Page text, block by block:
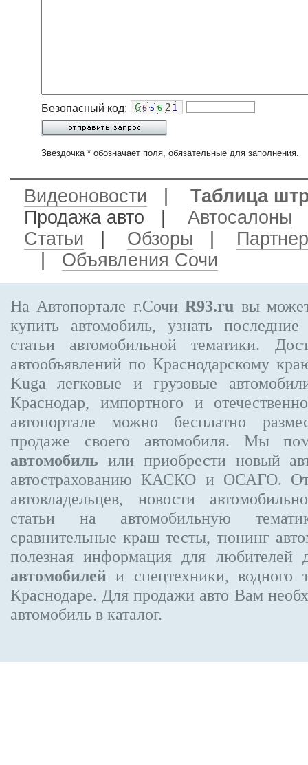
Безопасный код:
Звездочка * обозначает поля, обязательные для заполнения.
Видеоновости
Таблица
Продажа авто
Автосалоны
Статьи
Обзоры
Объявления Сочи
На Автопортале г.СочиR93.ru вы
купить автомобиль, узнать
статьи автомобильной тематики.
автообъявлений по Краснодарскому
Kuga легковые и грузовые
Краснодар, импортного и
автопортале можно бесплатно
продаже своего автомобиля. Мы
автомобиль или приобрести новый
автострахованию КАСКО и ОСАГО.
автовладельцев, новости
статьи на автомобильную
сравнительные краш тесты, тюнинг
полезная информация для любителей
автомобилей и спецтехники, водного
Краснодаре. Для продажи авто Вам
автомобиль в каталог.